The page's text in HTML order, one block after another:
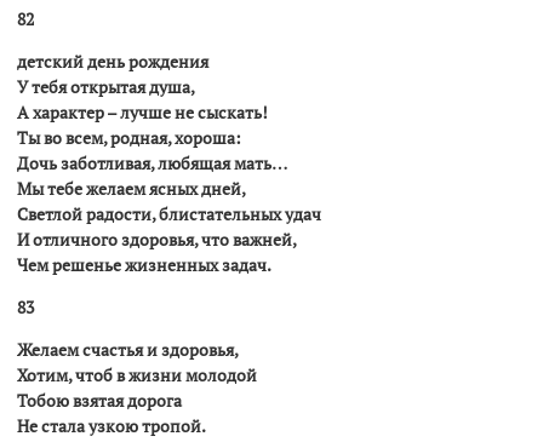
82
детский день рождения
У тебя открытая душа,
А характер – лучше не сыскать!
Ты во всем, родная, хороша:
Дочь заботливая, любящая мать…
Мы тебе желаем ясных дней,
Светлой радости, блистательных удач
И отличного здоровья, что важней,
Чем решенье жизненных задач.
83
Желаем счастья и здоровья,
Хотим, чтоб в жизни молодой
Тобою взятая дорога
Hе стала узкою тропой.